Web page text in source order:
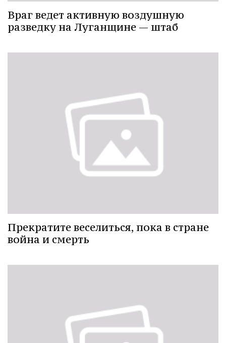
Враг ведет активную воздушную
разведку на Луганщине — штаб
Прекратите веселиться, пока в стране
война и смерть